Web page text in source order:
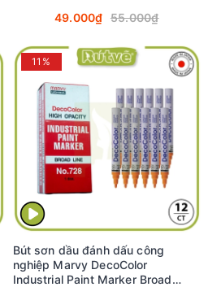
49.000₫ 55.000₫
11%
Bút sơn dầu đánh dấu công
nghiệp Marvy DecoColor
Industrial Paint Marker Broad